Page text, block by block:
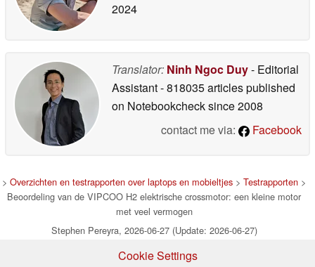
2024
Translator: Ninh Ngoc Duy- Editorial
Assistant- 818035 articles published
on Notebookchecksince 2008
contact me via:
Facebook
> Overzichten en testrapporten over laptops en mobieltjes > Testrapporten >
Beoordeling van de VIPCOO H2 elektrische crossmotor: een kleine motor
met veel vermogen
Stephen Pereyra, 2026-06-27 (Update: 2026-06-27)
Cookie Settings